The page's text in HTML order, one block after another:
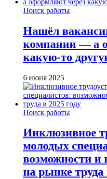
Поиск работы
Нашёл
компании — а
какую-то
6 июня 2025
Поиск работы
Инклюзивное
молодых
возможности и
на рынке труда